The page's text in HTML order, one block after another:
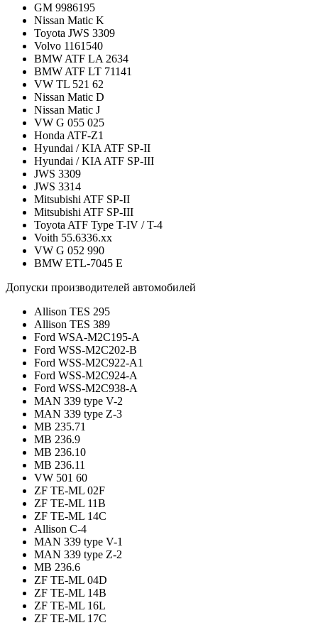
GM 9986195
Nissan Matic K
Toyota JWS 3309
Volvo 1161540
BMW ATF LA 2634
BMW ATF LT 71141
VW TL 521 62
Nissan Matic D
Nissan Matic J
VW G 055 025
Honda ATF-Z1
Hyundai / KIA ATF SP-II
Hyundai / KIA ATF SP-III
JWS 3309
JWS 3314
Mitsubishi ATF SP-II
Mitsubishi ATF SP-III
Toyota ATF Type T-IV / T-4
Voith 55.6336.xx
VW G 052 990
BMW ETL-7045 E
Допуски производителей автомобилей
Allison TES 295
Allison TES 389
Ford WSA-M2C195-A
Ford WSS-M2C202-B
Ford WSS-M2C922-A1
Ford WSS-M2C924-A
Ford WSS-M2C938-A
MAN 339 type V-2
MAN 339 type Z-3
MB 235.71
MB 236.9
MB 236.10
MB 236.11
VW 501 60
ZF TE-ML 02F
ZF TE-ML 11B
ZF TE-ML 14C
Allison C-4
MAN 339 type V-1
MAN 339 type Z-2
MB 236.6
ZF TE-ML 04D
ZF TE-ML 14B
ZF TE-ML 16L
ZF TE-ML 17C